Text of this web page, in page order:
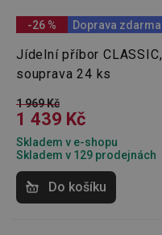
-26 % Doprava zdarma
Jídelní příbor CLASSIC,
souprava 24 ks
1 969 Kč
1 439 Kč
Skladem v e-shopu
Skladem v 129 prodejnách
Do košíku